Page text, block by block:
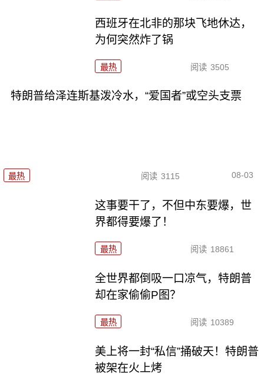
西班牙在北非的那块飞地休达，
为何突然炸了锅
最热 阅读 3505
特朗普给泽连斯基泼冷水，“爱国者”或空头支票
最热 阅读 3115 08-03
这事要干了，不但中东要爆，世
界都得要爆了！
最热 阅读 18861
全世界都倒吸一口凉气，特朗普
却在家偷偷P图？
最热 阅读 10389
美上将一封“私信”捅破天！特朗普
被架在火上烤